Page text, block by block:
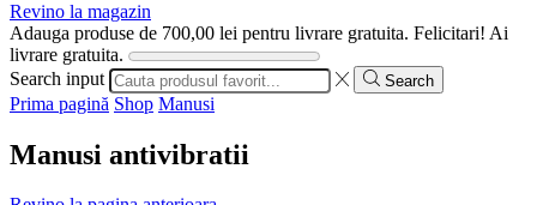
Revino la magazin
Adauga produse de 700,00 lei pentru livrare gratuita. Felicitari! Ai
livrare gratuita.
Search input
Search
Prima pagină Shop Manusi
Manusi antivibratii